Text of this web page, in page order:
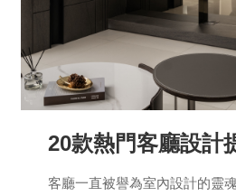
20款熱門客廳設計
客廳一直被譽為室內設計的靈